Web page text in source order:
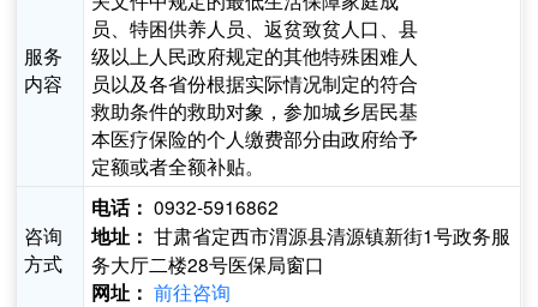
服务
内容
员、特困供养人员、返贫致贫人口、县
级以上人民政府规定的其他特殊困难人
员以及各省份根据实际情况制定的符合
救助条件的救助对象，参加城乡居民基
本医疗保险的个人缴费部分由政府给予
定额或者全额补贴。
咨询
方式
电话： 0932-5916862
地址： 甘肃省定西市渭源县清源镇新街1号政务服
务大厅二楼28号医保局窗口
网址： 前往咨询